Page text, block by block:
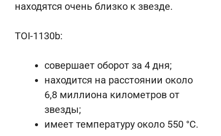
находятся очень близко к звезде.
TOI-1130b:
совершает оборот за 4 дня;
находится на расстоянии около
6,8 миллиона километров от
звезды;
имеет температуру около 550 °C.